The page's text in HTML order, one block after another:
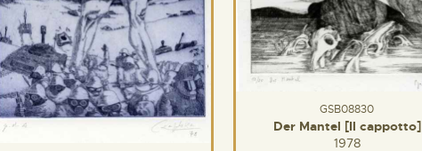
GSB08830
Der Mantel [Il cappotto]
1978